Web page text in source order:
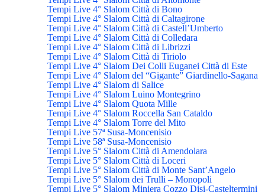
Tempi Live 4° Slalom Città di Bono
Tempi Live 4° Slalom Città di Caltagirone
Tempi Live 4° Slalom Città di Castell’Umberto
Tempi Live 4° Slalom Città di Colledara
Tempi Live 4° Slalom Città di Librizzi
Tempi Live 4° Slalom Città di Tiriolo
Tempi Live 4° Slalom Dei Colli Euganei Città di Este
Tempi Live 4° Slalom del “Gigante” Giardinello-Sagana
Tempi Live 4° Slalom di Salice
Tempi Live 4° Slalom Luino Montegrino
Tempi Live 4° Slalom Quota Mille
Tempi Live 4° Slalom Roccella San Cataldo
Tempi Live 4° Slalom Torre del Mito
Tempi Live 57ª Susa-Moncenisio
Tempi Live 58ª Susa-Moncenisio
Tempi Live 5° Slalom Città di Amendolara
Tempi Live 5° Slalom Città di Loceri
Tempi Live 5° Slalom Città di Monte Sant’Angelo
Tempi Live 5° Slalom dei Trulli – Monopoli
Tempi Live 5° Slalom Miniera Cozzo Disi-Casteltermini